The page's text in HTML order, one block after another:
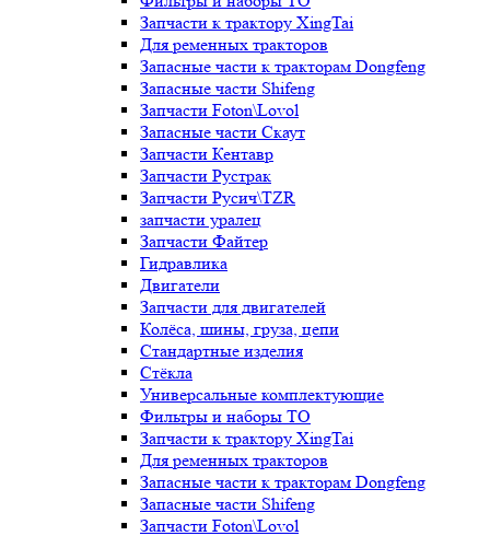
Запчасти к трактору XingTai
Для ременных тракторов
Запасные части к тракторам Dongfeng
Запасные части Shifeng
Запчасти Foton\Lovol
Запасные части Скаут
Запчасти Кентавр
Запчасти Рустрак
Запчасти Русич\TZR
запчасти уралец
Запчасти Файтер
Гидравлика
Двигатели
Запчасти для двигателей
Колёса, шины, груза, цепи
Стандартные изделия
Стёкла
Универсальные комплектующие
Фильтры и наборы ТО
Запчасти к трактору XingTai
Для ременных тракторов
Запасные части к тракторам Dongfeng
Запасные части Shifeng
Запчасти Foton\Lovol